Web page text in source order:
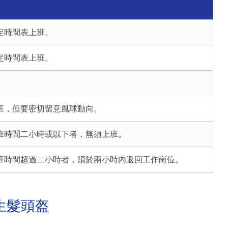
間表上班。
間表上班。
，但要密切留意風球動向。
時間二小時或以下者，無須上班。
時間超過二小時者，須於兩小時內返回工作崗位。
髮頭盔